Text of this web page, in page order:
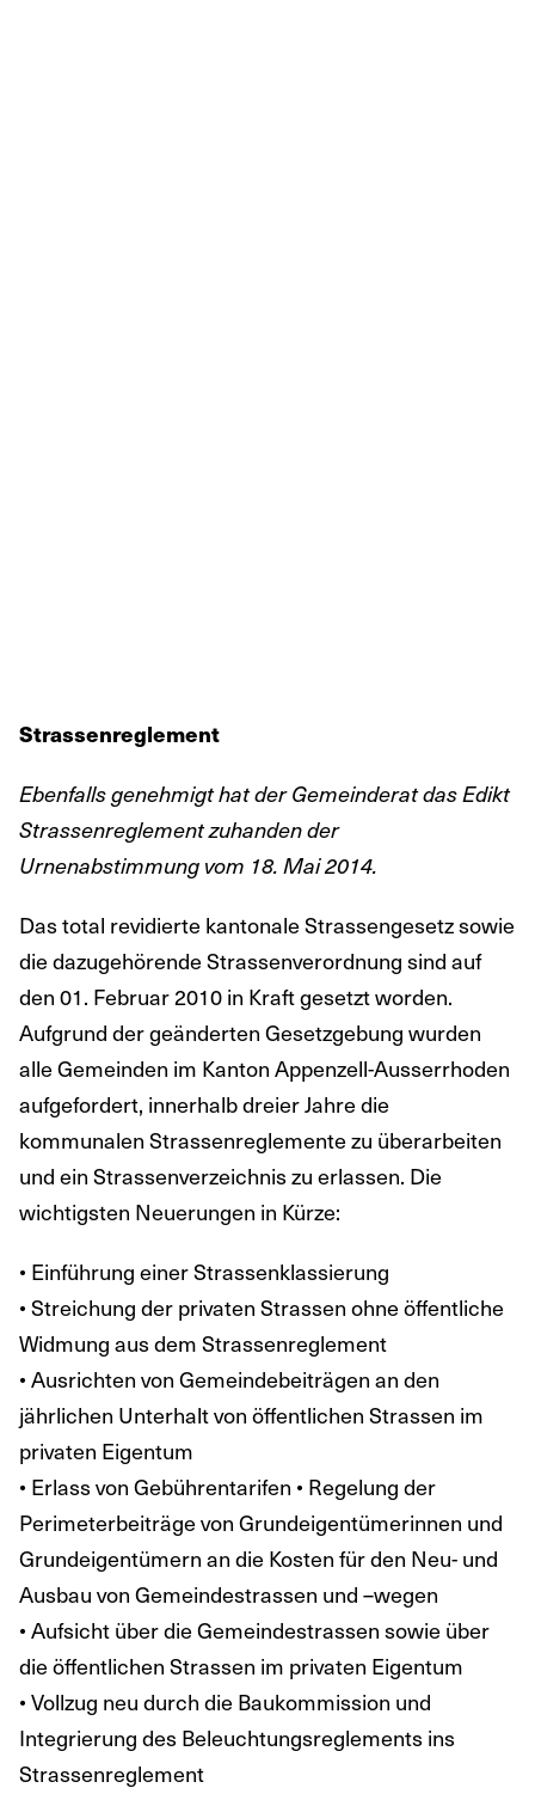
Strassenreglement
Ebenfalls genehmigt hat der Gemeinderat das Edikt
Strassenreglement zuhanden der
Urnenabstimmung vom 18. Mai 2014.
Das total revidierte kantonale Strassengesetz sowie
die dazugehörende Strassenverordnung sind auf
den 01. Februar 2010 in Kraft gesetzt worden.
Aufgrund der geänderten Gesetzgebung wurden
alle Gemeinden im Kanton Appenzell-Ausserrhoden
aufgefordert, innerhalb dreier Jahre die
kommunalen Strassenreglemente zu überarbeiten
und ein Strassenverzeichnis zu erlassen. Die
wichtigsten Neuerungen in Kürze:
• Einführung einer Strassenklassierung
• Streichung der privaten Strassen ohne öffentliche
Widmung aus dem Strassenreglement
• Ausrichten von Gemeindebeiträgen an den
jährlichen Unterhalt von öffentlichen Strassen im
privaten Eigentum
• Erlass von Gebührentarifen • Regelung der
Perimeterbeiträge von Grundeigentümerinnen und
Grundeigentümern an die Kosten für den Neu- und
Ausbau von Gemeindestrassen und –wegen
• Aufsicht über die Gemeindestrassen sowie über
die öffentlichen Strassen im privaten Eigentum
• Vollzug neu durch die Baukommission und
Integrierung des Beleuchtungsreglements ins
Strassenreglement